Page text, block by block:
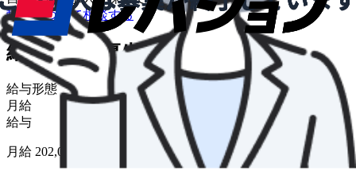
転職について相談する
給与・福利厚生
給与形態
月給
給与
月給 202,000円〜445,200円